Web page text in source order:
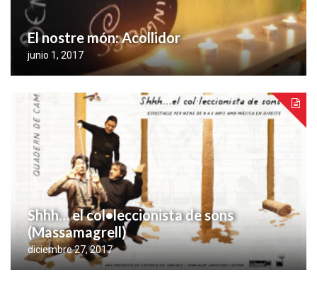
El nostre món: Acollidor
junio 1, 2017
Shhh… el col•leccionista de sons
(Massamagrell)
diciembre 27, 2017